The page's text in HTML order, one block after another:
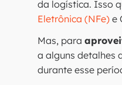
da logística. Isso
Eletrônica (NFe) e
Mas, para
a alguns detalhes
durante esse